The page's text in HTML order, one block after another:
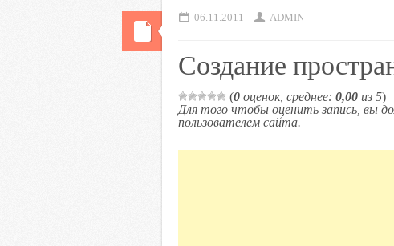
06.11.2011 ADMIN
Создание
(0 оценок, среднее: 0,00 из 5)
Для того чтобы оценить запись, вы
пользователем сайта.